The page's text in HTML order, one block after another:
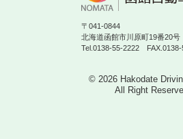
〒041-0844
北海道函館市川原町19番20号
Tel.0138-55-2222 FAX.0138-
© 2026 Hakodate
All Right